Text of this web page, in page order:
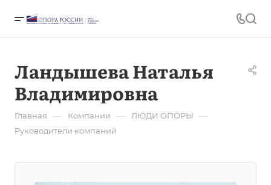
Ландышева Наталья
Владимировна
Главная — Компании — ЛЮДИ ОПОРЫ —
Руководители компаний